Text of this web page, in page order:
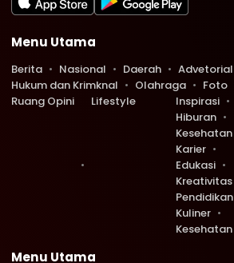
Menu Utama
Berita Nasional Daerah
Advetorial
Hukum dan Krimknal
Olahraga Foto
Ruang Opini
Lifestyle
Inspirasi
Hiburan
Kesehatan
Karier
Edukasi
Kreativitas
Pendidikan
Kuliner
Kesehatan
Menu Utama